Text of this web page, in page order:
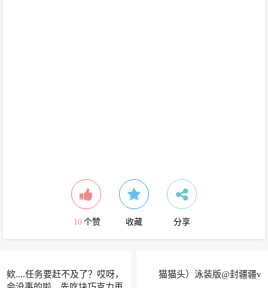
10 个赞 收藏 分享
欸....任务要赶不及了？哎呀，
猫猫头）泳装版@封疆疆v